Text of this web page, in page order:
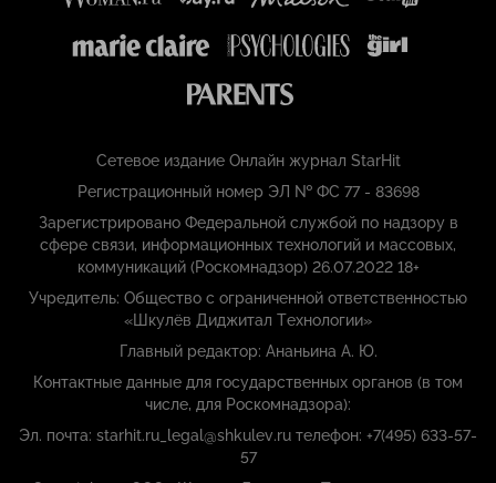
Сетевое издание Онлайн журнал StarHit
Регистрационный номер ЭЛ № ФС 77 - 83698
Зарегистрировано Федеральной службой по надзору в
сфере связи, информационных технологий и массовых,
коммуникаций (Роскомнадзор) 26.07.2022 18+
Учредитель: Общество с ограниченной ответственностью
«Шкулёв Диджитал Технологии»
Главный редактор: Ананьина А. Ю.
Контактные данные для государственных органов (в том
числе, для Роскомнадзора):
Эл. почта: starhit.ru_legal@shkulev.ru телефон: +7(495) 633-57-
57